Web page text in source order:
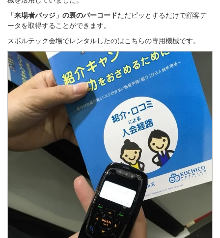
「来場者バッジ」の裏のバーコードただピッとするだけで顧客デ
ータを取得することができます。
スポルテック会場でレンタルしたのはこちらの専用機械です。